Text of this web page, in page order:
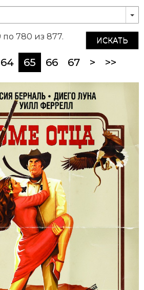
ИСКАТЬ
780 из 877.
64 65 (current)
66 67 > >>